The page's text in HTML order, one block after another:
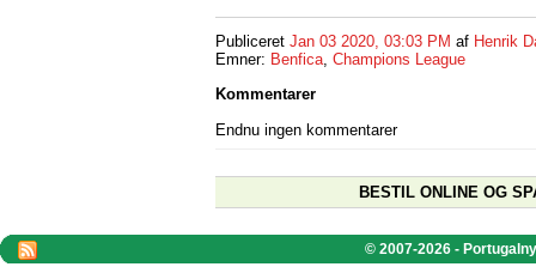
Publiceret Jan 03 2020, 03:03 PM af Henrik
Emner: Benfica, Champions League
Kommentarer
Endnu ingen kommentarer
BESTIL ONLINE OG
© 2007-2026 -